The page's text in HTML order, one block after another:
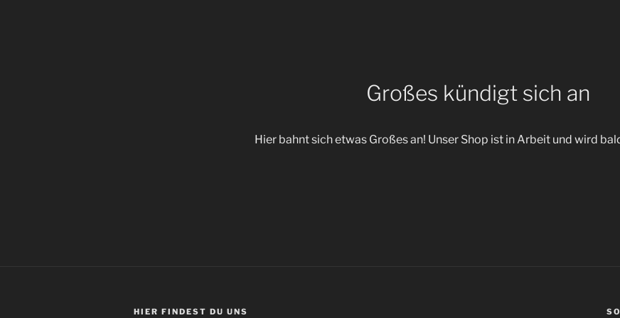
Großes kündigt sich an
Hier bahnt sich etwas Großes an! Unser Shop ist in Arbeit und wird
HIER FIN­DEST DU UNS